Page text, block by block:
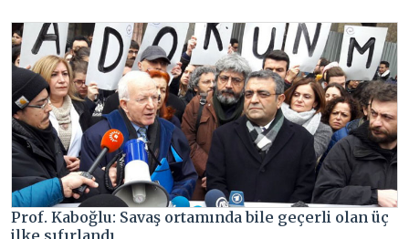
Prof. Kaboğlu: Savaş ortamında bile geçerli olan üç